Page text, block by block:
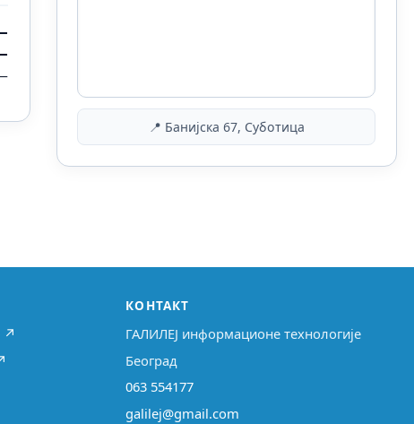
—
—
📍 Банијска 67, Суботица
↗
КОНТАКТ
ГАЛИЛЕЈ информационе технологије
Београд
063 554177
galilej@gmail.com